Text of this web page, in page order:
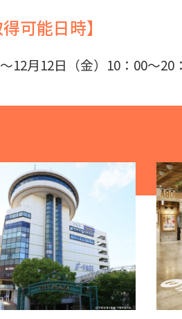
得可能日時】
12月12日（金）10：00～20